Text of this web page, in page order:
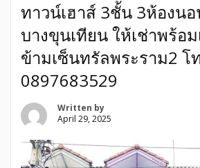
ทาวน์เฮาส์ 3ชั้น 3ห้องน
บางขุนเทียน ให้เช่าพร้อ
ข้ามเซ็นทรัลพระราม2 โ
0897683529
Written by
April 29, 2025